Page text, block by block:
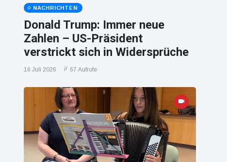
NACHRICHTEN
Donald Trump: Immer neue
Zahlen – US-Präsident
verstrickt sich in Widersprüche
16 Juli 2026 67 Aufrufe